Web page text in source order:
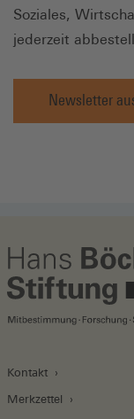
Soziales,
jederzeit
Newsletter
Kontakt
Merkzettel